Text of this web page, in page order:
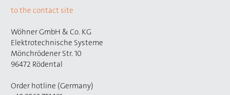
to the contact site
Wöhner GmbH & Co. KG
Elektrotechnische Systeme
Mönchrödener Str. 10
96472 Rödental
Order hotline (Germany)